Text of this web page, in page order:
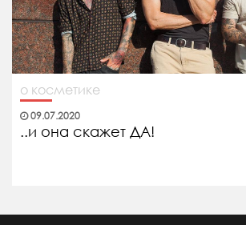
о косметике
09.07.2020
..и она скажет ДА!